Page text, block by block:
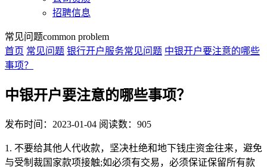
招聘信息
常见问题common problem
首页 常见问题 银行开户服务常见问题 中银开户要注意的哪些
事项？
中银开户要注意的哪些事项？
发布时间：2023-01-04 阅读数：905
1. 不要给其他人代收款，坚决杜绝和地下钱庄资金往来，避免
与受制裁国家款项接触;如必须有交易，必须保证保留所有款